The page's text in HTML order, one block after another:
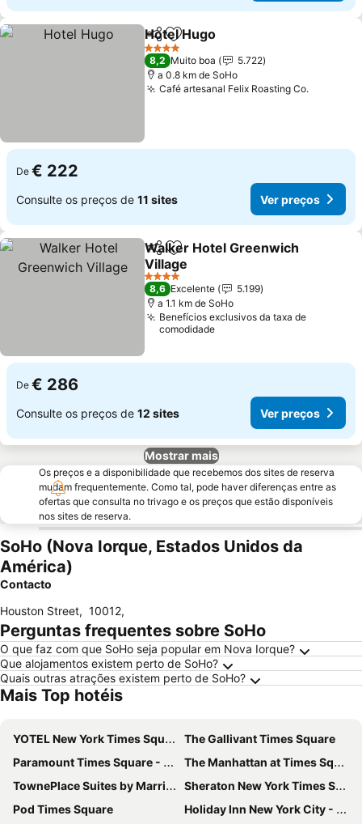
PartilharAdicionar aos favoritos
Hotel Hugo
4 Estrelas
8,2 Muito boa
5.722
a 0.8 km de SoHo
Café artesanal Felix Roasting Co.
De € 222
Consulte os preços de 11 sites Ver preços
PartilharAdicionar aos favoritos
Walker Hotel Greenwich
Village
4 Estrelas
8,6 Excelente
5.199
a 1.1 km de SoHo
Benefícios exclusivos da taxa de
comodidade
De € 286
Consulte os preços de 12 sites Ver preços
Mostrar mais
Os preços e a disponibilidade que recebemos dos sites de reserva
mudam frequentemente. Como tal, pode haver diferenças entre as
ofertas que consulta no trivago e os preços que estão disponíveis
nos sites de reserva.
SoHo (Nova Iorque, Estados Unidos da
América)
Contacto
Houston Street, 10012,
Perguntas frequentes sobre SoHo
O que faz com que SoHo seja popular em Nova Iorque?
Que alojamentos existem perto de SoHo?
Quais outras atrações existem perto de SoHo?
Mais Top hotéis
YOTEL New York Times Square
The Gallivant Times Square
Paramount Times Square - A Generator Hotel
The Manhattan at Times Square Hotel
TownePlace Suites by Marriott New York Long Island City/Manhattan View
Sheraton New York Times Square Hotel
Pod Times Square
Holiday Inn New York City - Times Square By Ihg